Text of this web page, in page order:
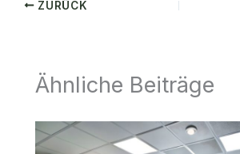
ZURÜCK
Ähnliche Beiträge